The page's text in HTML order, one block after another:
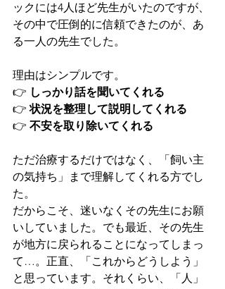
ックには4人ほど先生がいたのですが、
その中で圧倒的に信頼できたのが、あ
る一人の先生でした。
理由はシンプルです。
👉 しっかり話を聞いてくれる
👉 状況を整理して説明してくれる
👉 不安を取り除いてくれる
ただ治療するだけではなく、「飼い主
の気持ち」まで理解してくれる方でし
た。
だからこそ、迷いなくその先生にお願
いしていました。でも最近、その先生
が地方に戻られることになってしまっ
て…。正直、「これからどうしよう」
と思っています。それくらい、「人」